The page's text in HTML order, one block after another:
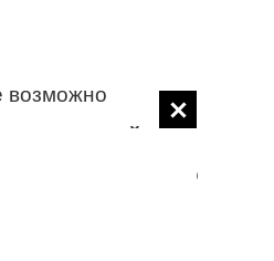
возможно
работы всего